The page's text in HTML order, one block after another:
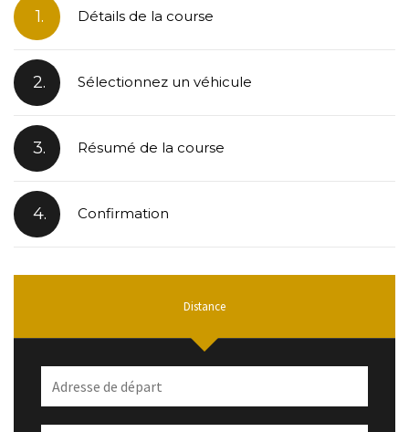
1. Détails de la course
2. Sélectionnez un véhicule
3. Résumé de la course
4. Confirmation
Distance